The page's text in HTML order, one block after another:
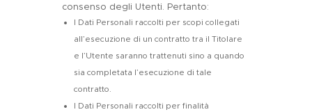
consenso degli Utenti. Pertanto:
I Dati Personali raccolti per scopi collegati
all’esecuzione di un contratto tra il Titolare
e l’Utente saranno trattenuti sino a quando
sia completata l’esecuzione di tale
contratto.
I Dati Personali raccolti per finalità